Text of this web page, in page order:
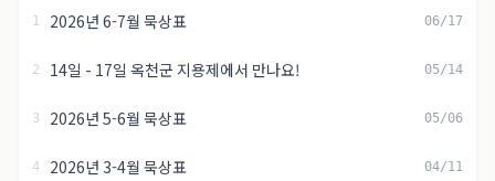
1 2026년 6-7월 묵상표 06/17
2 14일 - 17일 옥천군 지용제에서 만나요! 05/14
3 2026년 5-6월 묵상표 05/06
4 2026년 3-4월 묵상표 04/11